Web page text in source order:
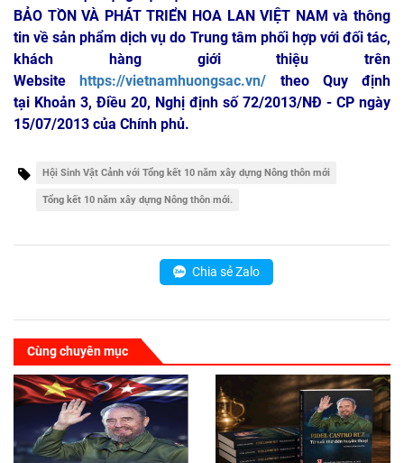
BẢO TỒN VÀ PHÁT TRIỂN HOA LAN VIỆT NAM và thông
tin về sản phẩm dịch vụ do Trung tâm phối hợp với đối tác,
khách hàng giới thiệu trên
Websitehttps://vietnamhuongsac.vn/ theo Quy định
tại Khoản 3, Điều 20, Nghị định số 72/2013/NĐ - CP ngày
15/07/2013 của Chính phủ.
Hội Sinh Vật Cảnh với Tổng kết 10 năm xây dựng Nông thôn mới
Tổng kết 10 năm xây dựng Nông thôn mới.
Chia sẻ Zalo
Cùng chuyên mục